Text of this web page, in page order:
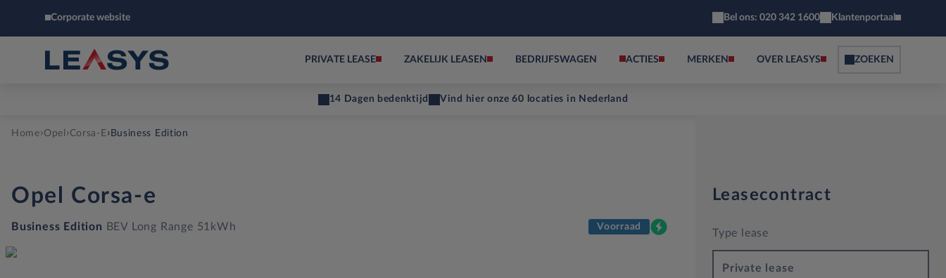
Corporate website Bel ons: 020 342 1600 Klantenportaal
PRIVATE LEASE ZAKELIJK LEASEN BEDRIJFSWAGEN ACTIES MERKEN OVER LEASYS ZOEKEN
14 Dagen bedenktijd Vind hier onze 60 locaties in Nederland
Home›Opel ›Corsa-E› Business Edition
Opel Corsa-e
Business Edition BEV Long Range 51kWh Voorraad
Leasecontract
Type lease
Private lease